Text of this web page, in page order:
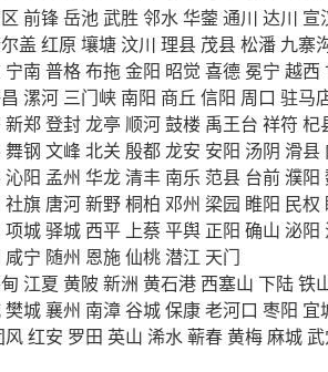
前锋岳池武胜 邻水华蓥 通川 达川 宣
盖 红原 壤塘 汶川 理县 茂县松潘 九寨
宁南 普格布拖金阳 昭觉 喜德 冕宁 越西
漯河 三门峡 南阳 商丘 信阳 周口 驻马
新郑登封龙亭 顺河鼓楼 禹王台 祥符 杞
舞钢 文峰 北关 殷都龙安 安阳 汤阴 滑县
沁阳 孟州 华龙清丰 南乐 范县 台前濮阳
社旗 唐河新野桐柏 邓州 梁园 睢阳 民权
项城驿城 西平 上蔡 平舆 正阳 确山 泌阳
咸宁 随州 恩施仙桃潜江 天门
江夏 黄陂 新洲 黄石港 西塞山 下陆铁
樊城襄州 南漳谷城保康老河口 枣阳 宜
风红安 罗田 英山 浠水蕲春黄梅麻城